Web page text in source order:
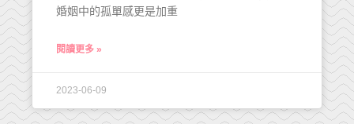
婚姻中的孤單感更是加重
閱讀更多 »
2023-06-09